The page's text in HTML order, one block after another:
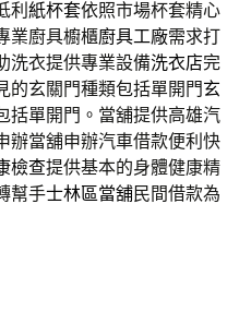
利 紙杯套依照市場杯套精心
業廚具櫥櫃廚具工廠需求打
洗衣提供專業設備洗衣店完
的玄關門種類包括單開門玄
括單開門。當舖提供高雄汽
辦當舖申辦汽車借款便利快
檢查提供基本的身體健康精
幫手士林區當舖民間借款為